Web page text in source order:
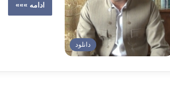
دانلود
ادامه »»»